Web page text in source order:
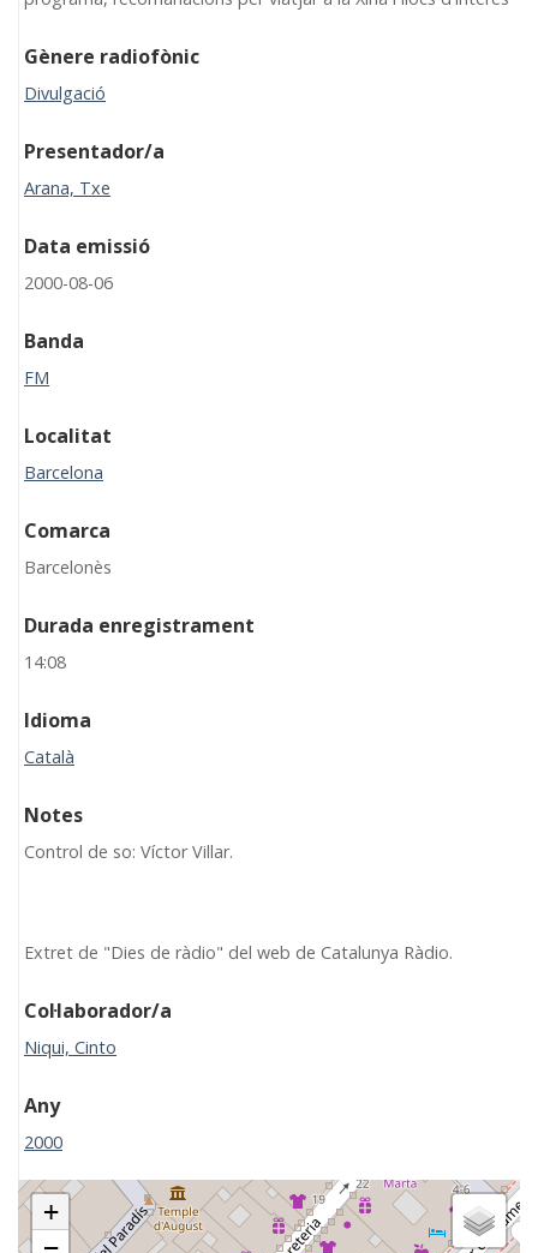
Gènere radiofònic
Divulgació
Presentador/a
Arana, Txe
Data emissió
2000-08-06
Banda
FM
Localitat
Barcelona
Comarca
Barcelonès
Durada enregistrament
14:08
Idioma
Català
Notes
Control de so: Víctor Villar.
Extret de "Dies de ràdio" del web de Catalunya Ràdio.
Col·laborador/a
Niqui, Cinto
Any
2000
+